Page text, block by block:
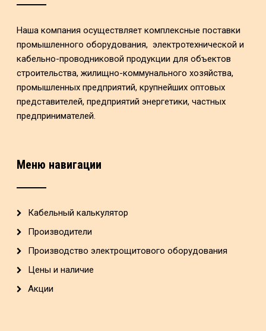
Наша компания осуществляет комплексные поставки
промышленного оборудования, электротехнической и
кабельно-проводниковой продукции для объектов
строительства, жилищно-коммунального хозяйства,
промышленных предприятий, крупнейших оптовых
представителей, предприятий энергетики, частных
предпринимателей.
Меню навигации
Кабельный калькулятор
Производители
Производство электрощитового оборудования
Цены и наличие
Акции